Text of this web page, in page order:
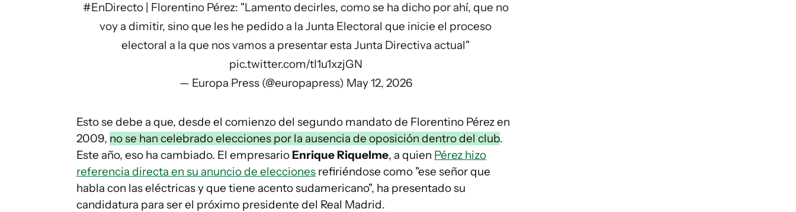
#EnDirecto| Florentino Pérez: "Lamento decirles, como se ha dicho por ahí, que no
voy a dimitir, sino que les he pedido a la Junta Electoral que inicie el proceso
electoral a la que nos vamos a presentar esta Junta Directiva actual"
pic.twitter.com/tI1u1xzjGN
— Europa Press (@europapress) May 12, 2026
Esto se debe a que, desde el comienzo del segundo mandato de Florentino Pérez en
2009, no se han celebrado elecciones por la ausencia de oposición dentro del club.
Este año, eso ha cambiado. El empresario Enrique Riquelme, a quien Pérez hizo
referencia directa en su anuncio de elecciones refiriéndose como "ese señor que
habla con las eléctricas y que tiene acento sudamericano", ha presentado su
candidatura para ser el próximo presidente del Real Madrid.